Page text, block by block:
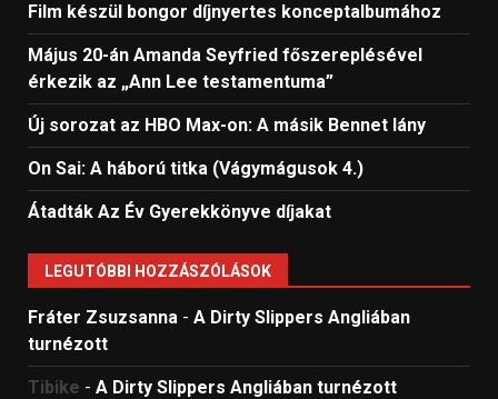
Film készül bongor díjnyertes konceptalbumához
Május 20-án Amanda Seyfried főszereplésével
érkezik az „Ann Lee testamentuma”
Új sorozat az HBO Max-on: A másik Bennet lány
On Sai: A ​háború titka (Vágymágusok 4.)
Átadták Az Év Gyerekkönyve díjakat
LEGUTÓBBI HOZZÁSZÓLÁSOK
Fráter Zsuzsanna - A Dirty Slippers Angliában
turnézott
Tibike - A Dirty Slippers Angliában turnézott